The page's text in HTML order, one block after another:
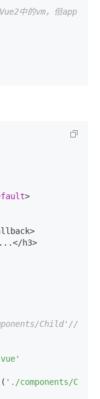
中的vm，但app
>
Child'//
( './components/